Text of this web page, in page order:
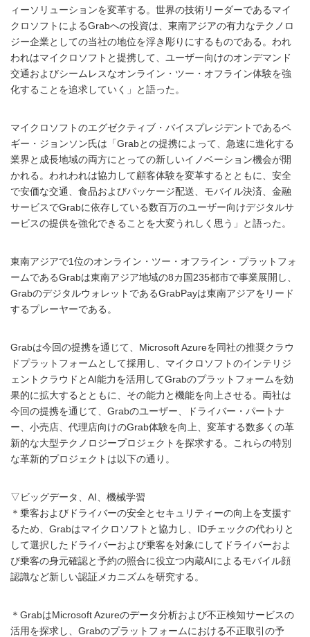
ィーソリューションを変革する。世界の技術リーダーであるマイ
クロソフトによるGrabへの投資は、東南アジアの有力なテクノロ
ジー企業としての当社の地位を浮き彫りにするものである。われ
われはマイクロソフトと提携して、ユーザー向けのオンデマンド
交通およびシームレスなオンライン・ツー・オフライン体験を強
化することを追求していく」と語った。
マイクロソフトのエグゼクティブ・バイスプレジデントであるペ
ギー・ジョンソン氏は「Grabとの提携によって、急速に進化する
業界と成長地域の両方にとっての新しいイノベーション機会が開
かれる。われわれは協力して顧客体験を変革するとともに、安全
で安価な交通、食品およびパッケージ配送、モバイル決済、金融
サービスでGrabに依存している数百万のユーザー向けデジタルサ
ービスの提供を強化できることを大変うれしく思う」と語った。
東南アジアで1位のオンライン・ツー・オフライン・プラットフォ
ームであるGrabは東南アジア地域の8カ国235都市で事業展開し、
GrabのデジタルウォレットであるGrabPayは東南アジアをリード
するプレーヤーである。
Grabは今回の提携を通じて、Microsoft Azureを同社の推奨クラウ
ドプラットフォームとして採用し、マイクロソフトのインテリジ
ェントクラウドとAI能力を活用してGrabのプラットフォームを効
果的に拡大するとともに、その能力と機能を向上させる。両社は
今回の提携を通じて、Grabのユーザー、ドライバー・パートナ
ー、小売店、代理店向けのGrab体験を向上、変革する数多くの革
新的な大型テクノロジープロジェクトを探求する。これらの特別
な革新的プロジェクトは以下の通り。
▽ビッグデータ、AI、機械学習
＊乗客およびドライバーの安全とセキュリティーの向上を支援す
るため、Grabはマイクロソフトと協力し、IDチェックの代わりと
して選択したドライバーおよび乗客を対象にしてドライバーおよ
び乗客の身元確認と予約の照合に役立つ内蔵AIによるモバイル顔
認識など新しい認証メカニズムを研究する。
＊GrabはMicrosoft Azureのデータ分析および不正検知サービスの
活用を探求し、Grabのプラットフォームにおける不正取引の予